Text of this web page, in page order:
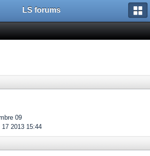
LS forums
09
17 2013 15:44